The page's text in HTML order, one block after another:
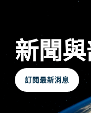
新聞
訂閱最新消息